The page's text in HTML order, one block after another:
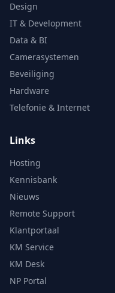
Design
IT & Development
Data & BI
Camerasystemen
Beveiliging
Hardware
Telefonie & Internet
Links
Hosting
Kennisbank
Nieuws
Remote Support
Klantportaal
KM Service
KM Desk
NP Portal